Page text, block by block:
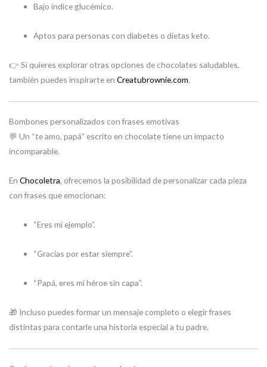
Bajo índice glucémico.
Aptos para personas con diabetes o dietas keto.
👉 Si quieres explorar otras opciones de chocolates saludables,
también puedes inspirarte en Creatubrownie.com.
Bombones personalizados con frases emotivas
💬 Un “te amo, papá” escrito en chocolate tiene un impacto
incomparable.
En Chocoletra, ofrecemos la posibilidad de personalizar cada pieza
con frases que emocionan:
“Eres mi ejemplo”.
“Gracias por estar siempre”.
“Papá, eres mi héroe sin capa”.
🎁 Incluso puedes formar un mensaje completo o elegir frases
distintas para contarle una historia especial a tu padre.